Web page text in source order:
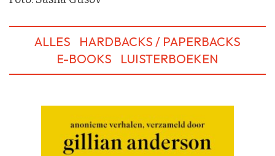
ALLES
HARDBACKS / PAPERBACKS
E-BOOKS
LUISTERBOEKEN